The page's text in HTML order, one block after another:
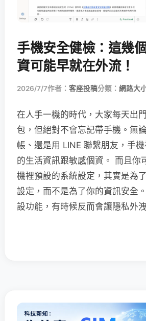
手機安全健檢：這幾
資可能早就在外流！
2026/7/7作者： 客座投稿分類： 網路大
在人手一機的時代，大家每天出
包，但絕對不會忘記帶手機。無
帳、還是用 LINE 聯繫朋友，手
的生活資訊跟敏感個資。 而且你
機裡預設的系統設定，其實是為
設定，而不是為了你的資訊安全
設功能，有時候反而會讓隱私外洩